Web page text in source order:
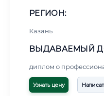
РЕГИОН:
Казань
ВЫДАВАЕМЫЙ
диплом о
Узнать цену